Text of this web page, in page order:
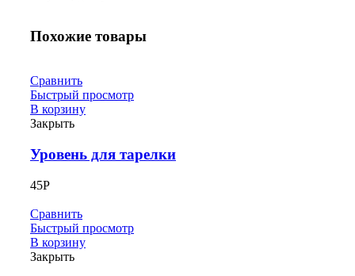
Похожие товары
Сравнить
Быстрый просмотр
В корзину
Закрыть
Уровень для тарелки
45Р
Сравнить
Быстрый просмотр
В корзину
Закрыть